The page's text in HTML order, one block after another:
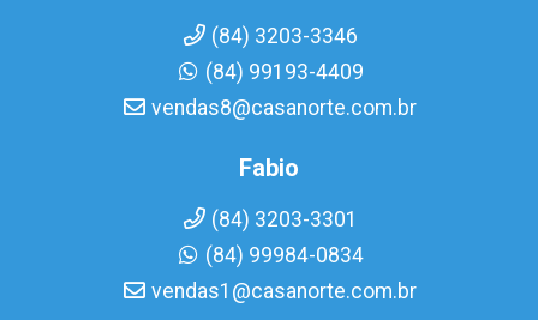
(84) 3203-3346
(84) 99193-4409
vendas8@casanorte.com.br
Fabio
(84) 3203-3301
(84) 99984-0834
vendas1@casanorte.com.br